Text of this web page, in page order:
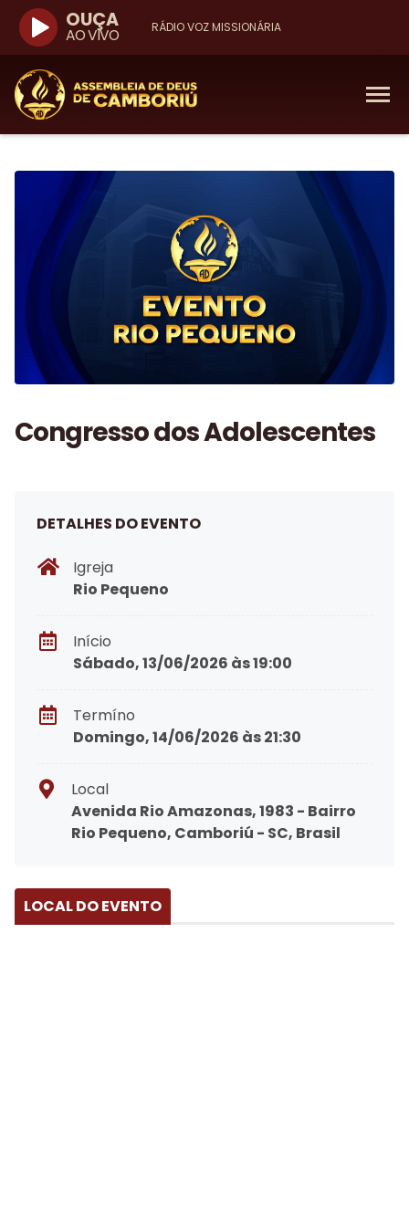
RÁDIO VOZ MISSIONÁRIA
OUÇA
AO VIVO
Congresso dos Adolescentes
DETALHES DO EVENTO
Igreja
Rio Pequeno
Início
Sábado, 13/06/2026 às 19:00
Termíno
Domingo, 14/06/2026 às 21:30
Local
Avenida Rio Amazonas, 1983 - Bairro
Rio Pequeno, Camboriú - SC, Brasil
LOCAL DO EVENTO